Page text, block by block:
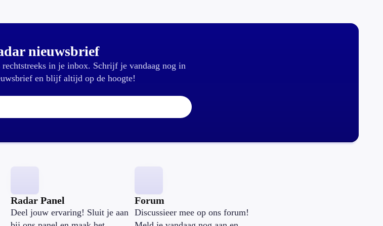
nieuwsbrief
in je inbox. Schrijf je vandaag nog in
en blijf altijd op de hoogte!
E-mailadres:
Radar Panel
Deel jouw ervaring! Sluit je aan
Forum
Discussieer mee op ons forum!